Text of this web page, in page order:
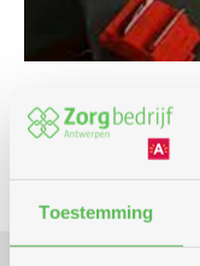
Toestemming
Cursus en